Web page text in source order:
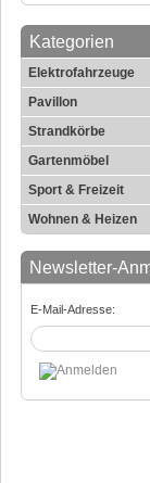
Kategorien
Elektrofahrzeuge
Pavillon
Strandkörbe
Gartenmöbel
Sport & Freizeit
Wohnen & Heizen
Newsletter-
E-Mail-Adresse: